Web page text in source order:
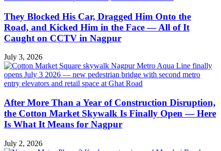
They Blocked His Car, Dragged Him Onto the
Road, and Kicked Him in the Face — All of It
Caught on CCTV in Nagpur
July 3, 2026
After More Than a Year of Construction Disruption,
the Cotton Market Skywalk Is Finally Open — Here
Is What It Means for Nagpur
July 2, 2026